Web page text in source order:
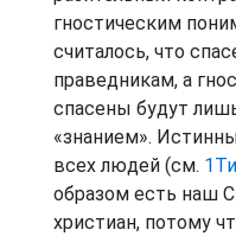
гностическим
считалось, что
праведникам, а
спасены будут
«знанием».
всех людей (см.
образом есть наш
христиан, потому